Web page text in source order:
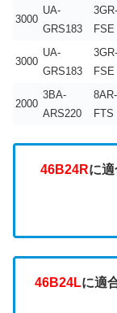
3000
UA-
GRS183
3GR-
FSE
3000
UA-
GRS183
3GR-
FSE
2000
3BA-
ARS220
8AR-
FTS
46B24Rに
46B24Lに適